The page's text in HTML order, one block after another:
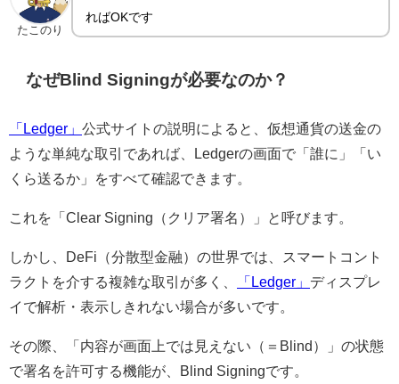
たこのり
ればOKです
なぜBlind Signingが必要なのか？
「Ledger」 公式サイトの説明によると、仮想通貨の送金の
ような単純な取引であれば、Ledgerの画面で「誰に」「い
くら送るか」をすべて確認できます。
これを「Clear Signing（クリア署名）」と呼びます。
しかし、DeFi（分散型金融）の世界では、スマートコント
ラクトを介する複雑な取引が多く、
「Ledger」 ディスプレ
イで解析・表示しきれない場合が多いです。
その際、「内容が画面上では見えない（＝Blind）」の状態
で署名を許可する機能が、Blind Signingです。